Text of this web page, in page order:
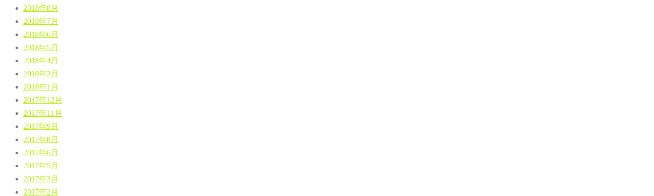
2018年8月
2018年7月
2018年6月
2018年5月
2018年4月
2018年2月
2018年1月
2017年12月
2017年11月
2017年9月
2017年8月
2017年6月
2017年5月
2017年3月
2017年2月